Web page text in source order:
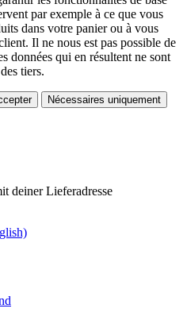
par exemple à ce que vous
dans votre panier ou à vous
Il ne nous est pas possible de
données qui en résultent ne sont
tiers.
Nécessaires uniquement
deiner Lieferadresse